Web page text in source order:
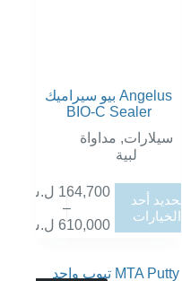
بيو سيراميك Angelus
BIO-C Sealer
سيلارات, مداواة
لبية
164,700 ل.س
–
610,000 ل.س
نطاق
تحديد أحد
الخيارات
هناك
من
المختلفة